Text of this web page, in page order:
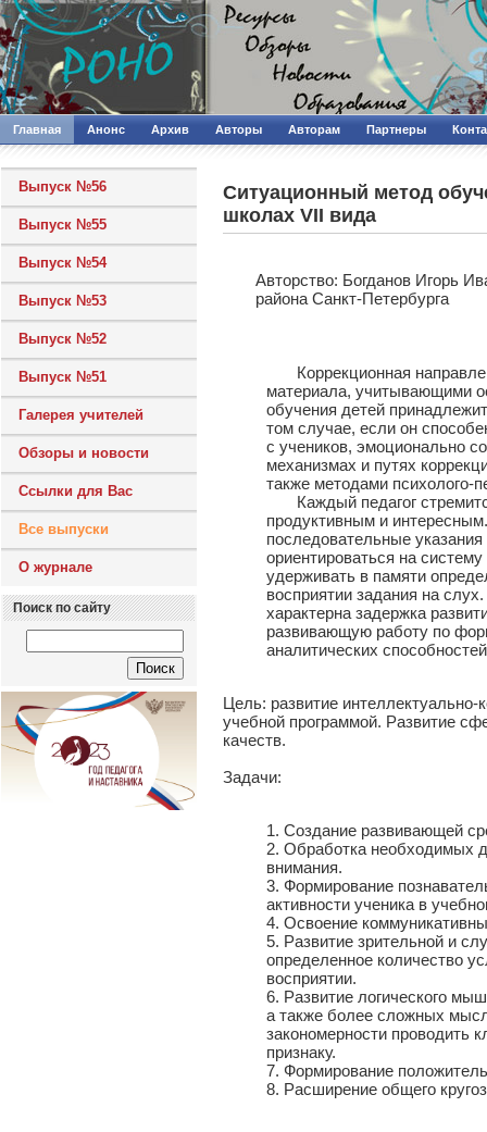
Главная Анонс Архив Авторы Авторам Партнеры
Выпуск №56
Выпуск №55
Выпуск №54
Выпуск №53
Выпуск №52
Выпуск №51
Галерея учителей
Обзоры и новости
Ссылки для Вас
Все выпуски
О журнале
Поиск по сайту
Ситуационный метод
школах VII вида
Авторcтво: Богданов Игорь
района Санкт-Петербурга
Коррекционная
материала, учитывающими
обучения детей
том случае, если он
с учеников, эмоционально
механизмах и путях
также методами психолого-
Каждый педагог
продуктивным и
последовательные
ориентироваться на
удерживать в памяти
восприятии задания на
характерна задержка
развивающую работу по
аналитических
Цель: развитие
учебной программой. Развитие
качеств.
Задачи:
1. Создание развивающей
2. Обработка необходимых
внимания.
3. Формирование
активности ученика в
4. Освоение
5. Развитие зрительной и
определенное количество
восприятии.
6. Развитие логического
а также более сложных
закономерности проводить
признаку.
7. Формирование
8. Расширение общего